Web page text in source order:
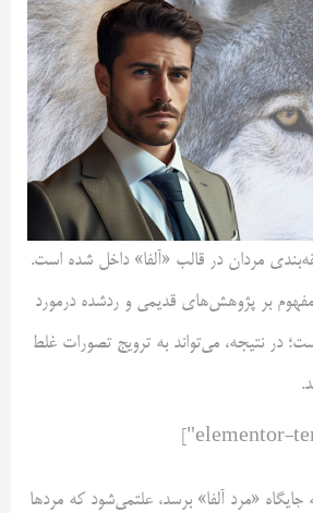
مردان در قالب «آلفا» داخل شده است.
بر پژوهش‌های قدیمی و ردشده درمورد
در نتیجه، می‌تواند به ترویج تصورات غلط
«مرد آلفا» برسد، علتمی‌شود که مردها